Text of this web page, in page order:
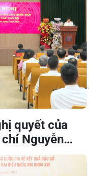
quyết của
Nguyễn
Tổng Kiểm